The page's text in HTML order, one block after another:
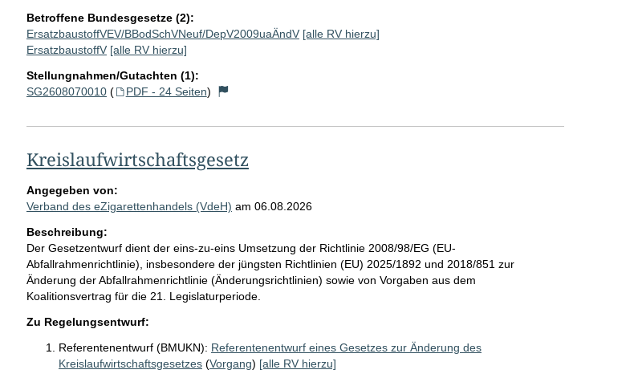
Betroffene Bundesgesetze (2):
ErsatzbaustoffVEV/BBodSchVNeuf/DepV2009uaÄndV [alle RV hierzu]
ErsatzbaustoffV [alle RV hierzu]
Stellungnahmen/Gutachten (1):
SG2608070010( PDF - 24 Seiten)
Kreislaufwirtschaftsgesetz
Angegeben von:
Verband des eZigarettenhandels (VdeH) am 06.08.2026
Beschreibung:
Der Gesetzentwurf dient der eins-zu-eins Umsetzung der Richtlinie 2008/98/EG (EU-
Abfallrahmenrichtlinie), insbesondere der jüngsten Richtlinien (EU) 2025/1892 und 2018/851 zur
Änderung der Abfallrahmenrichtlinie (Änderungsrichtlinien) sowie von Vorgaben aus dem
Koalitionsvertrag für die 21. Legislaturperiode.
Zu Regelungsentwurf:
Referentenentwurf (BMUKN): Referentenentwurf eines Gesetzes zur Änderung des
Kreislaufwirtschaftsgesetzes(Vorgang) [alle RV hierzu]